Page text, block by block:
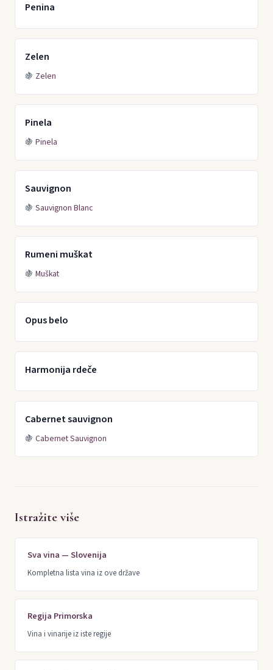
Penina
Zelen
🍇 Zelen
Pinela
🍇 Pinela
Sauvignon
🍇 Sauvignon Blanc
Rumeni muškat
🍇 Muškat
Opus belo
Harmonija rdeče
Cabernet sauvignon
🍇 Cabernet Sauvignon
Istražite više
Sva vina — Slovenija
Kompletna lista vina iz ove države
Regija Primorska
Vina i vinarije iz iste regije